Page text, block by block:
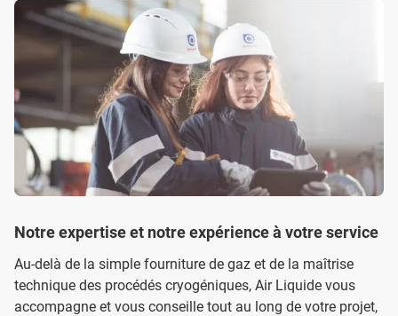
Notre expertise et notre expérience à votre service
Au-delà de la simple fourniture de gaz et de la maîtrise
technique des procédés cryogéniques, Air Liquide vous
accompagne et vous conseille tout au long de votre projet,